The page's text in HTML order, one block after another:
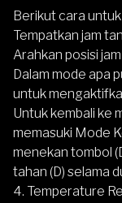
Berikut cara
Tempatkan jam
Arahkan posisi
Dalam mode apa
untuk
Untuk kembali ke
memasuki Mode
menekan tombol
tahan (D) selama
4. Temperature